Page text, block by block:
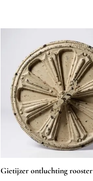
Gietijzer ontluchting rooster